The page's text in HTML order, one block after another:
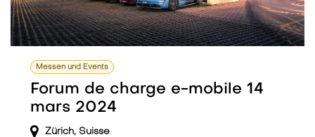
Messen und Events
Forum de charge e-mobile 14
mars 2024
Zürich, Suisse